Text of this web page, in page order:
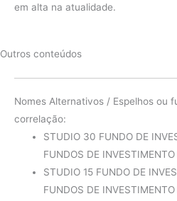
em alta na atualidade.
Outros conteúdos
Nomes Alternativos / Espelhos ou
correlação:
STUDIO 30 FUNDO DE
FUNDOS DE INVESTIMENTO
STUDIO 15 FUNDO DE
FUNDOS DE